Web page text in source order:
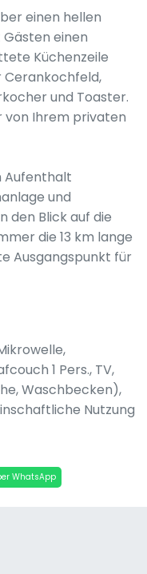
einen hellen
einen
Küchenzeile
Cerankochfeld,
und Toaster.
von Ihrem privaten
Aufenthalt
und
den Blick auf die
die 13 km lange
Ausgangspunkt für
1 Pers., TV,
Waschbecken),
Nutzung
WhatsApp